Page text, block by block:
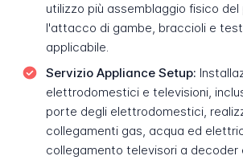
utilizzo più assemblaggio fisico
l'attacco di gambe, braccioli e
applicabile.
Servizio Appliance Setup:
elettrodomestici e televisioni,
porte degli elettrodomestici,
collegamenti gas, acqua ed
collegamento televisori a decoder